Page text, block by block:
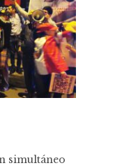
simultáneo